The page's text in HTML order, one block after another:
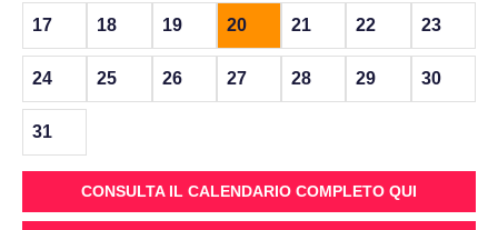
17 18 19 20 21 22 23
24 25 26 27 28 29 30
31
CONSULTA IL CALENDARIO COMPLETO QUI